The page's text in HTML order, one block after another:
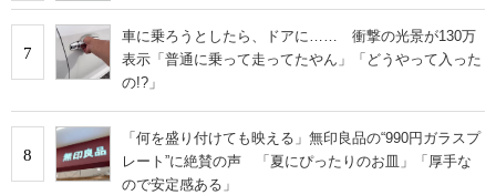
7
車に乗ろうとしたら、ドアに…… 衝撃の光景が130万
表示「普通に乗って走ってたやん」「どうやって入った
の!?」
8
「何を盛り付けても映える」無印良品の“990円ガラスプ
レート”に絶賛の声 「夏にぴったりのお皿」「厚手な
ので安定感ある」